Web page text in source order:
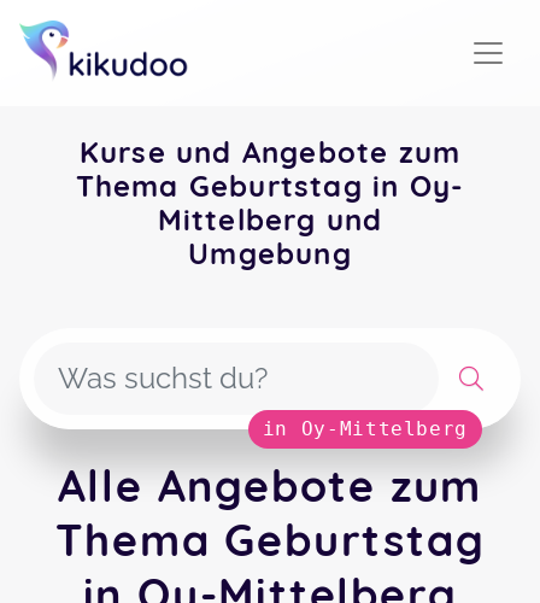
Kurse und Angebote zum
Thema Geburtstag in Oy-
Mittelberg und
Umgebung
in Oy-Mittelberg
Alle Angebote zum
Thema Geburtstag